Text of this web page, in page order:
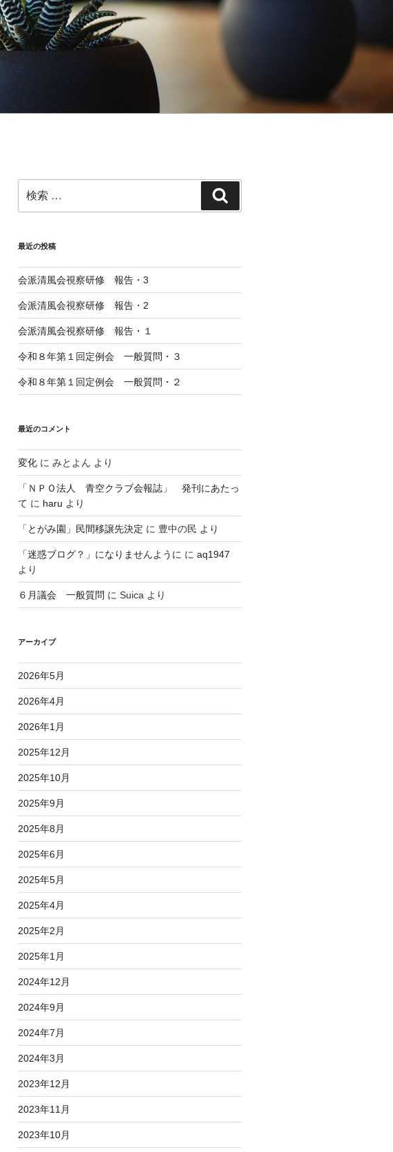
索:
索
最近の投稿
会派清風会視察研修 報告・3
会派清風会視察研修 報告・2
会派清風会視察研修 報告・１
令和８年第１回定例会 一般質問・３
令和８年第１回定例会 一般質問・２
最近のコメント
変化に みとよん より
「ＮＰＯ法人 青空クラブ会報誌」 発刊にあたっ
て に haru より
「とがみ園」民間移譲先決定 に 豊中の民 より
「迷惑ブログ？」になりませんように に aq1947
より
６月議会 一般質問 に Suicaより
アーカイブ
2026年5月
2026年4月
2026年1月
2025年12月
2025年10月
2025年9月
2025年8月
2025年6月
2025年5月
2025年4月
2025年2月
2025年1月
2024年12月
2024年9月
2024年7月
2024年3月
2023年12月
2023年11月
2023年10月